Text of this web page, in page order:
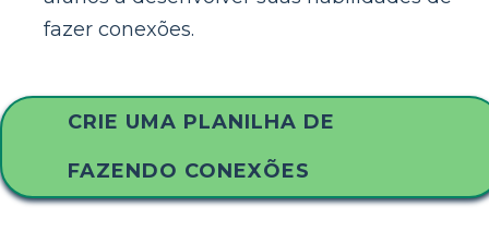
fazer conexões.
CRIE UMA PLANILHA DE
FAZENDO CONEXÕES